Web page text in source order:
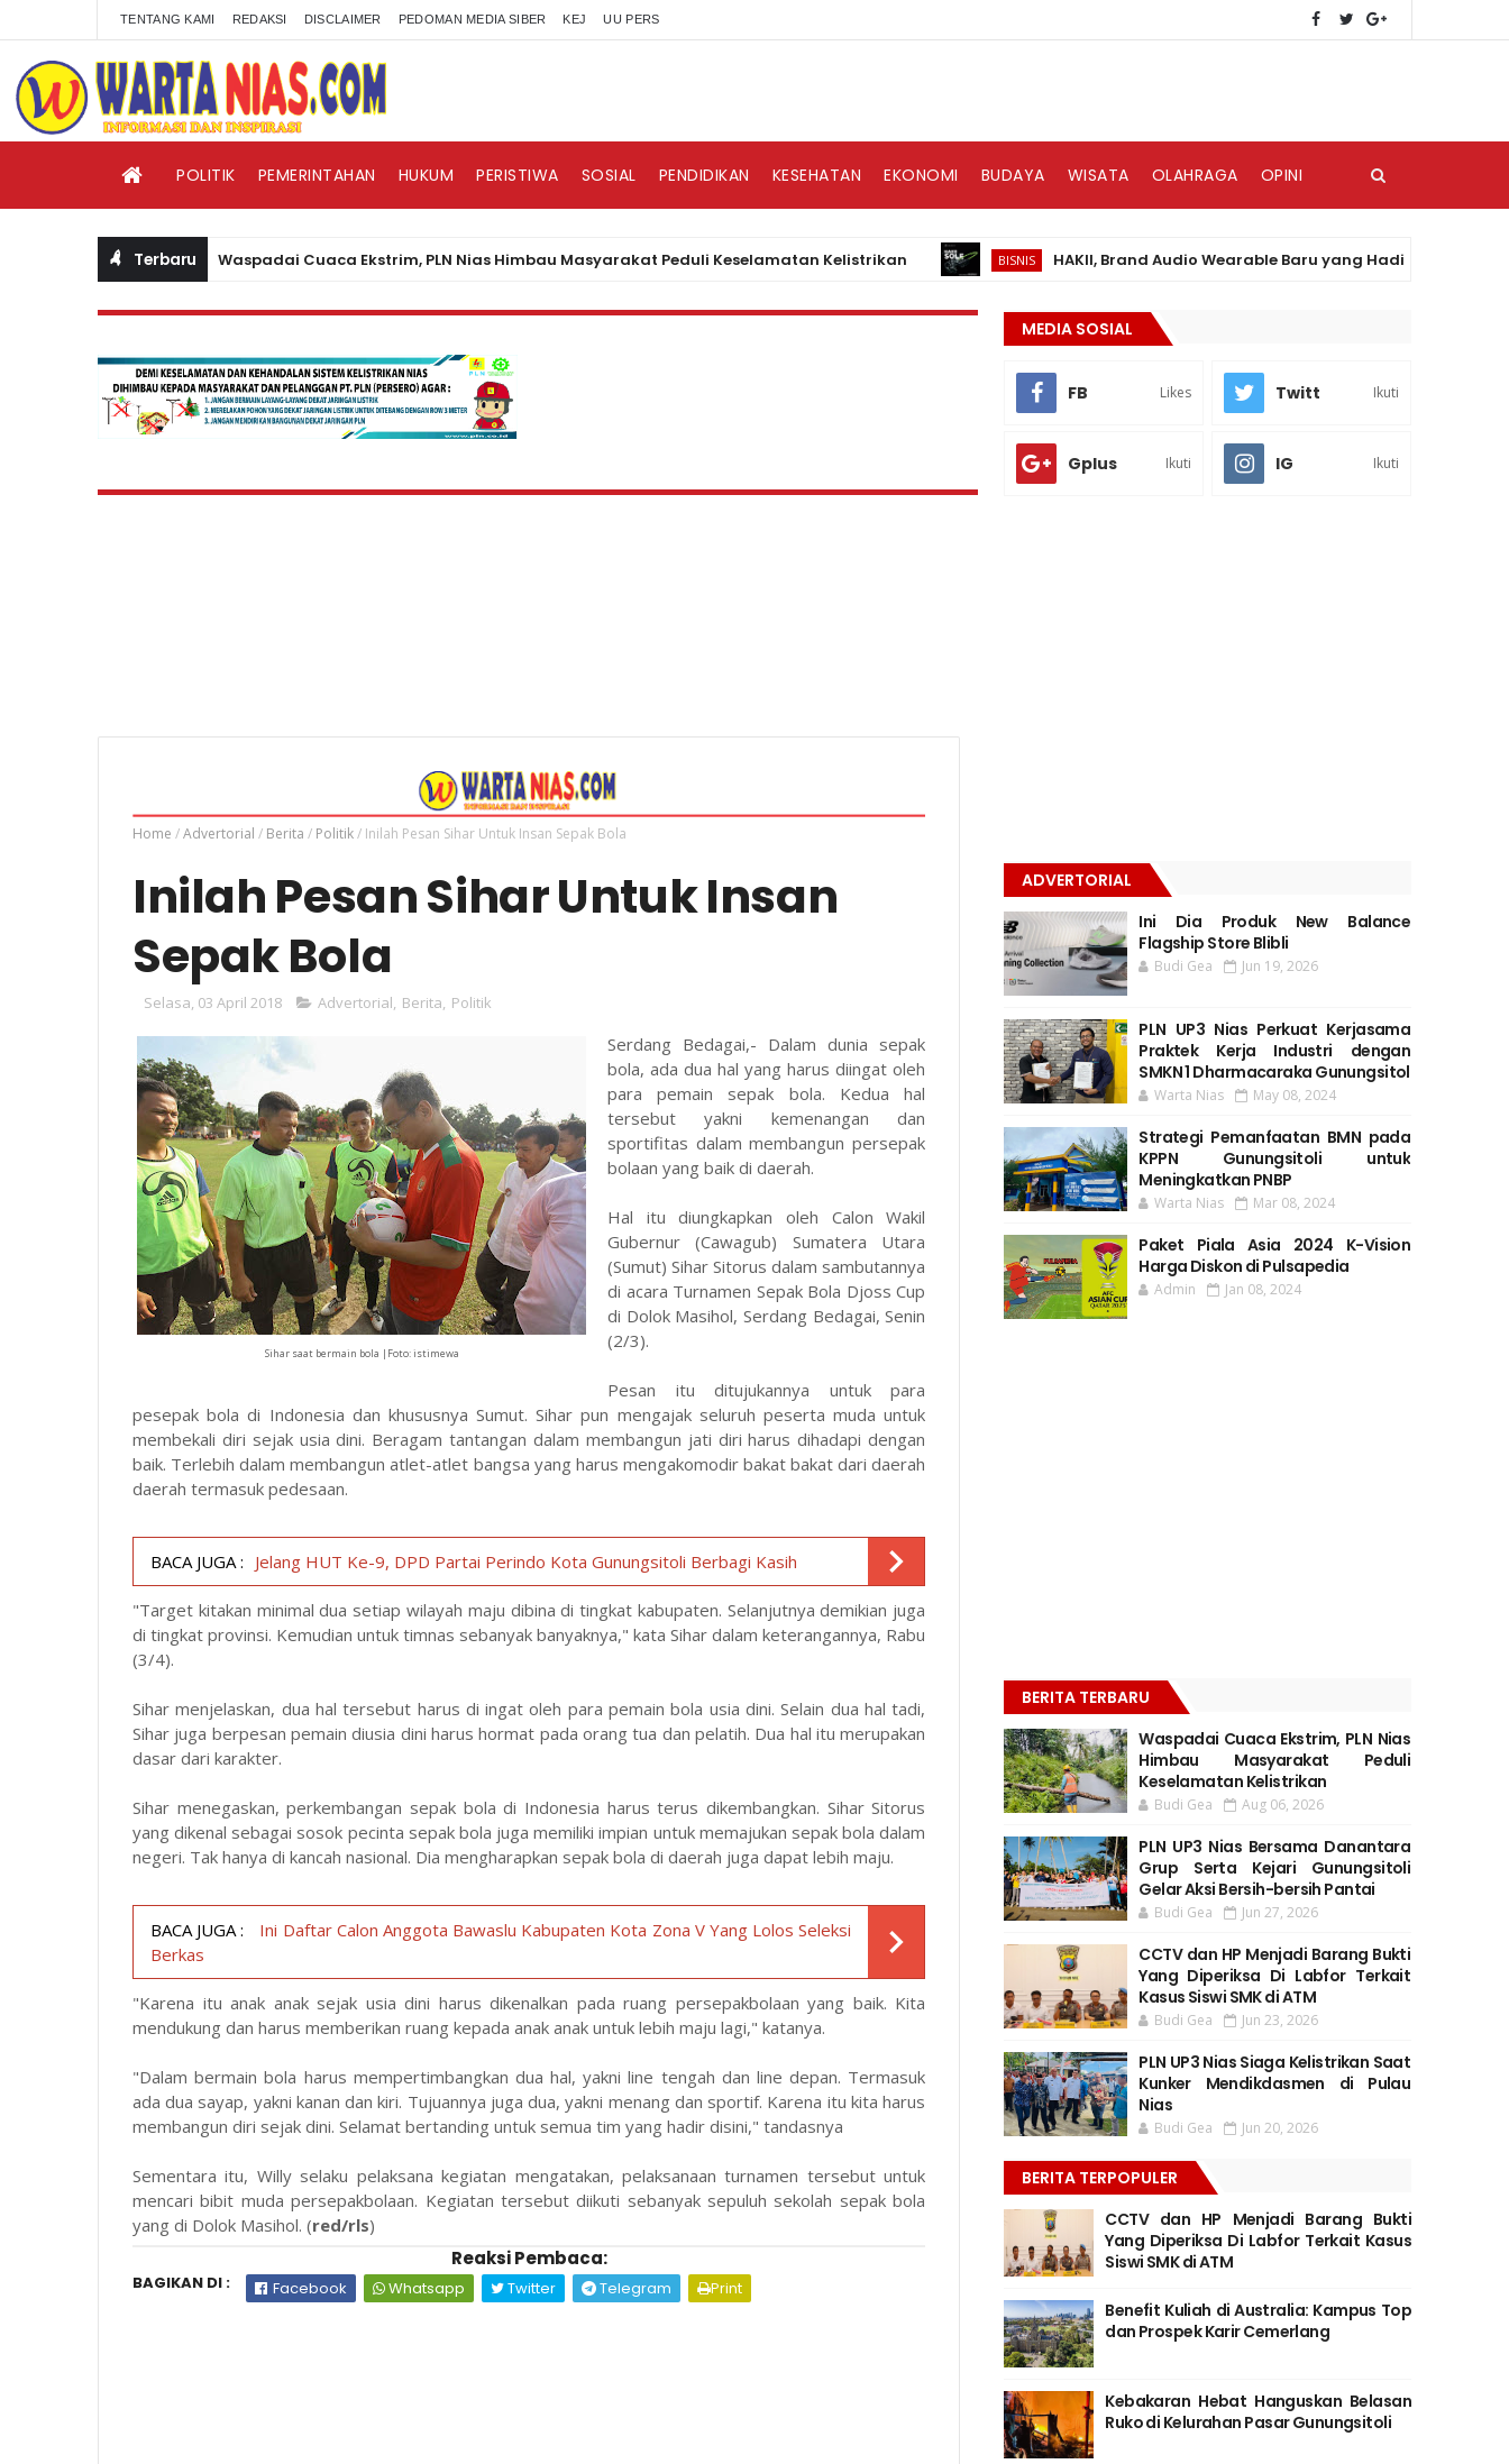
TENTANG KAMI REDAKSI DISCLAIMER PEDOMAN MEDIA SIBER KEJ UU PERS
POLITIK PEMERINTAHAN HUKUM PERISTIWA SOSIAL PENDIDIKAN KESEHATAN EKONOMI BUDAYA WISATA OLAHRAGA OPINI
Terbaru
BERITA Waspadai Cuaca Ekstrim, PLN Nias Himbau Masyarakat Peduli Keselamatan Kelistrikan BISNIS HAKII, Brand Audio Wearable Baru yang Hadir di Pasar
Home /Advertorial / Berita / Politik/ Inilah Pesan Sihar Untuk Insan Sepak Bola
Inilah Pesan Sihar Untuk Insan
Sepak Bola
Selasa, 03 April 2018 Advertorial Berita Politik
Sihar saat bermain bola |Foto: istimewa
Serdang Bedagai,- Dalam dunia sepak
bola, ada dua hal yang harus diingat oleh
para pemain sepak bola. Kedua hal
tersebut yakni kemenangan dan
sportifitas dalam membangun persepak
bolaan yang baik di daerah.
Hal itu diungkapkan oleh Calon Wakil
Gubernur (Cawagub) Sumatera Utara
(Sumut) Sihar Sitorus dalam sambutannya
di acara Turnamen Sepak Bola Djoss Cup
di Dolok Masihol, Serdang Bedagai, Senin
(2/3).
Pesan itu ditujukannya untuk para
pesepak bola di Indonesia dan khususnya Sumut. Sihar pun mengajak seluruh peserta muda untuk
membekali diri sejak usia dini. Beragam tantangan dalam membangun jati diri harus dihadapi dengan
baik. Terlebih dalam membangun atlet-atlet bangsa yang harus mengakomodir bakat bakat dari daerah
daerah termasuk pedesaan.
BACA JUGA : Jelang HUT Ke-9, DPD Partai Perindo Kota Gunungsitoli Berbagi Kasih
"Target kitakan minimal dua setiap wilayah maju dibina di tingkat kabupaten. Selanjutnya demikian juga
di tingkat provinsi. Kemudian untuk timnas sebanyak banyaknya," kata Sihar dalam keterangannya, Rabu
(3/4).
Sihar menjelaskan, dua hal tersebut harus di ingat oleh para pemain bola usia dini. Selain dua hal tadi,
Sihar juga berpesan pemain diusia dini harus hormat pada orang tua dan pelatih. Dua hal itu merupakan
dasar dari karakter.
Sihar menegaskan, perkembangan sepak bola di Indonesia harus terus dikembangkan. Sihar Sitorus
yang dikenal sebagai sosok pecinta sepak bola juga memiliki impian untuk memajukan sepak bola dalam
negeri. Tak hanya di kancah nasional. Dia mengharapkan sepak bola di daerah juga dapat lebih maju.
BACA JUGA :
Ini Daftar Calon Anggota Bawaslu Kabupaten Kota Zona V Yang Lolos Seleksi
Berkas
"Karena itu anak anak sejak usia dini harus dikenalkan pada ruang persepakbolaan yang baik. Kita
mendukung dan harus memberikan ruang kepada anak anak untuk lebih maju lagi," katanya.
"Dalam bermain bola harus mempertimbangkan dua hal, yakni line tengah dan line depan. Termasuk
ada dua sayap, yakni kanan dan kiri. Tujuannya juga dua, yakni menang dan sportif. Karena itu kita harus
membangun diri sejak dini. Selamat bertanding untuk semua tim yang hadir disini," tandasnya
Sementara itu, Willy selaku pelaksana kegiatan mengatakan, pelaksanaan turnamen tersebut untuk
mencari bibit muda persepakbolaan. Kegiatan tersebut diikuti sebanyak sepuluh sekolah sepak bola
yang di Dolok Masihol. (red/rls)
Reaksi Pembaca:
BAGIKAN DI : Facebook Whatsapp Twitter Telegram Print
MEDIA SOSIAL
FB Likes Twitt Ikuti
Gplus Ikuti IG Ikuti
ADVERTORIAL
Ini Dia Produk New Balance
Flagship Store Blibli
Budi Gea Jun 19, 2026
PLN UP3 Nias Perkuat Kerjasama
Praktek Kerja Industri dengan
SMKN 1 Dharmacaraka Gunungsitol
Warta Nias May 08, 2024
Strategi Pemanfaatan BMN pada
KPPN Gunungsitoli untuk
Meningkatkan PNBP
Warta Nias Mar 08, 2024
Paket Piala Asia 2024 K-Vision
Harga Diskon di Pulsapedia
Admin Jan 08, 2024
BERITA TERBARU
Waspadai Cuaca Ekstrim, PLN Nias
Himbau Masyarakat Peduli
Keselamatan Kelistrikan
Budi Gea Aug 06, 2026
PLN UP3 Nias Bersama Danantara
Grup Serta Kejari Gunungsitoli
Gelar Aksi Bersih-bersih Pantai
Budi Gea Jun 27, 2026
CCTV dan HP Menjadi Barang Bukti
Yang Diperiksa Di Labfor Terkait
Kasus Siswi SMK di ATM
Budi Gea Jun 23, 2026
PLN UP3 Nias Siaga Kelistrikan Saat
Kunker Mendikdasmen di Pulau
Nias
Budi Gea Jun 20, 2026
BERITA TERPOPULER
CCTV dan HP Menjadi Barang Bukti
Yang Diperiksa Di Labfor Terkait Kasus
Siswi SMK di ATM
Benefit Kuliah di Australia: Kampus Top
dan Prospek Karir Cemerlang
Kebakaran Hebat Hanguskan Belasan
Ruko di Kelurahan Pasar Gunungsitoli